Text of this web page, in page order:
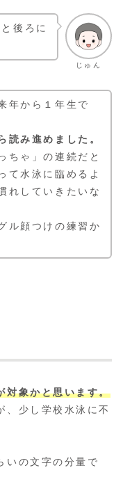
じゅん
後ろに
年から１年生で
読み進めました。
ちゃ」の連続だと
て水泳に臨めるよ
れしていきたいな
ル顔つけの練習か
対象かと思います。
、少し学校水泳に不
いの文字の分量で